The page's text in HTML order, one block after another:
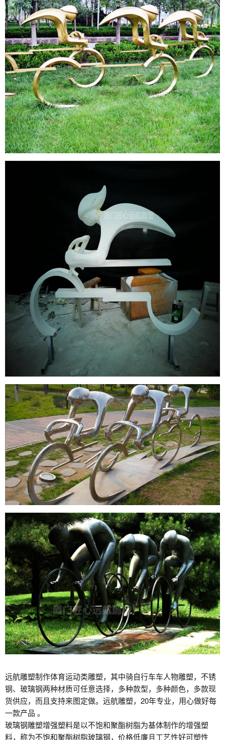
远航雕塑制作体育运动类雕塑，其中骑自行车车人物雕塑，不锈
钢、玻璃钢两种材质可任意选择，多种款型，多种颜色，多款现
货供应，而且支持来图定做。远航雕塑，20年专业，用心做好每
一款产品 。
玻璃钢雕塑增强塑料是以不饱和聚酯树脂为基体制作的增强塑
料，称为不饱和聚酯树脂玻璃钢，价格低廉且工艺性好可塑性